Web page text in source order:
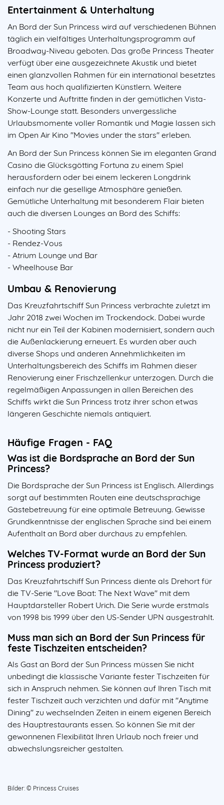
Entertainment & Unterhaltung
An Bord der Sun Princess wird auf verschiedenen Bühnen
täglich ein vielfältiges Unterhaltungsprogramm auf
Broadway-Niveau geboten. Das große Princess Theater
verfügt über eine ausgezeichnete Akustik und bietet
einen glanzvollen Rahmen für ein international besetztes
Team aus hoch qualifizierten Künstlern. Weitere
Konzerte und Auftritte finden in der gemütlichen Vista-
Show-Lounge statt. Besonders unvergessliche
Urlaubsmomente voller Romantik und Magie lassen sich
im Open Air Kino "Movies under the stars" erleben.
An Bord der Sun Princess können Sie im eleganten Grand
Casino die Glücksgötting Fortuna zu einem Spiel
herausfordern oder bei einem leckeren Longdrink
einfach nur die gesellige Atmosphäre genießen.
Gemütliche Unterhaltung mit besonderem Flair bieten
auch die diversen Lounges an Bord des Schiffs:
- Shooting Stars
- Rendez-Vous
- Atrium Lounge und Bar
- Wheelhouse Bar
Umbau & Renovierung
Das Kreuzfahrtschiff Sun Princess verbrachte zuletzt im
Jahr 2018 zwei Wochen im Trockendock. Dabei wurde
nicht nur ein Teil der Kabinen modernisiert, sondern auch
die Außenlackierung erneuert. Es wurden aber auch
diverse Shops und anderen Annehmlichkeiten im
Unterhaltungsbereich des Schiffs im Rahmen dieser
Renovierung einer Frischzellenkur unterzogen. Durch die
regelmäßigen Anpassungen in allen Bereichen des
Schiffs wirkt die Sun Princess trotz ihrer schon etwas
längeren Geschichte niemals antiquiert.
Häufige Fragen - FAQ
Was ist die Bordsprache an Bord der Sun
Princess?
Die Bordsprache der Sun Princess ist Englisch. Allerdings
sorgt auf bestimmten Routen eine deutschsprachige
Gästebetreuung für eine optimale Betreuung. Gewisse
Grundkenntnisse der englischen Sprache sind bei einem
Aufenthalt an Bord aber durchaus zu empfehlen.
Welches TV-Format wurde an Bord der Sun
Princess produziert?
Das Kreuzfahrtschiff Sun Princess diente als Drehort für
die TV-Serie "Love Boat: The Next Wave" mit dem
Hauptdarsteller Robert Urich. Die Serie wurde erstmals
von 1998 bis 1999 über den US-Sender UPN ausgestrahlt.
Muss man sich an Bord der Sun Princess für
feste Tischzeiten entscheiden?
Als Gast an Bord der Sun Princess müssen Sie nicht
unbedingt die klassische Variante fester Tischzeiten für
sich in Anspruch nehmen. Sie können auf Ihren Tisch mit
fester Tischzeit auch verzichten und dafür mit "Anytime
Dining" zu wechselnden Zeiten in einem eigenen Bereich
des Hauptrestaurants essen. So können Sie mit der
gewonnenen Flexibilität Ihren Urlaub noch freier und
abwechslungsreicher gestalten.
Bilder: © Princess Cruises